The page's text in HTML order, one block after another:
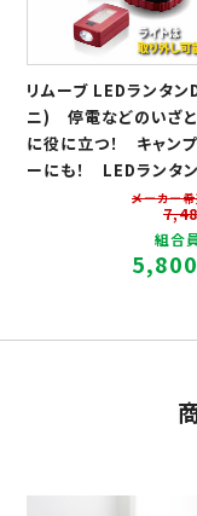
リムーブ LEDランタン
ニ) 停電などのいざ
に役に立つ！ キャン
ーにも！ LEDランタ
メーカー
組合
5,800